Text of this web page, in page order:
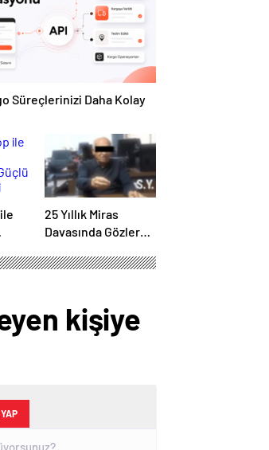
Süreçlerinizi Daha Kolay
25 Yıllık Miras
Davasında Gözler
Karar Duruşmasına
kişiye